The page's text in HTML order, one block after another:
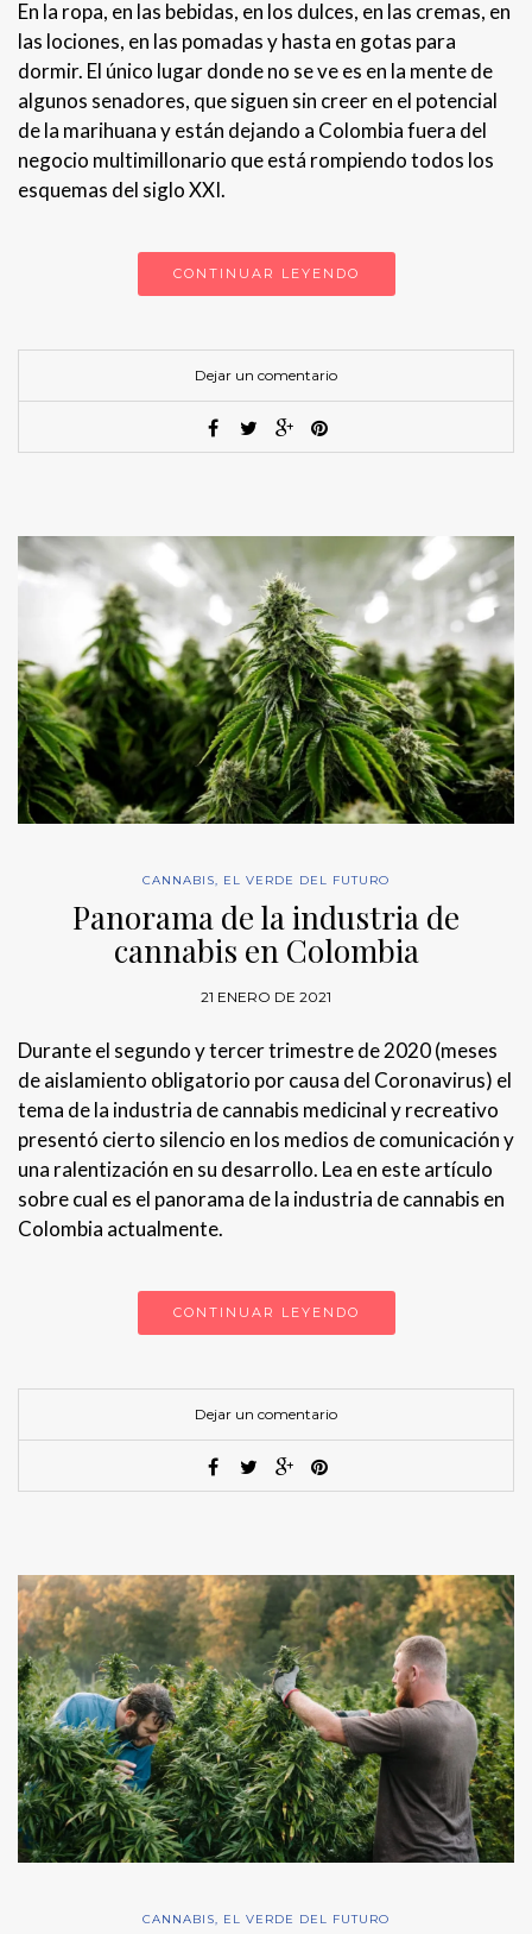
En la ropa, en las bebidas, en los dulces, en las cremas, en
las lociones, en las pomadas y hasta en gotas para
dormir. El único lugar donde no se ve es en la mente de
algunos senadores, que siguen sin creer en el potencial
de la marihuana y están dejando a Colombia fuera del
negocio multimillonario que está rompiendo todos los
esquemas del siglo XXI.
CONTINUAR LEYENDO
Dejar un comentario
CANNABIS, EL VERDE DEL FUTURO
Panorama de la industria de
cannabis en Colombia
21 ENERO DE 2021
Durante el segundo y tercer trimestre de 2020 (meses
de aislamiento obligatorio por causa del Coronavirus) el
tema de la industria de cannabis medicinal y recreativo
presentó cierto silencio en los medios de comunicación y
una ralentización en su desarrollo. Lea en este artículo
sobre cual es el panorama de la industria de cannabis en
Colombia actualmente.
CONTINUAR LEYENDO
Dejar un comentario
CANNABIS, EL VERDE DEL FUTURO